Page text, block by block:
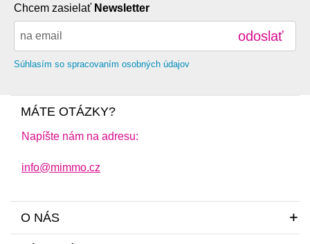
Chcem zasielať Newsletter
odoslať
Súhlasím so spracovaním osobných údajov
MÁTE OTÁZKY?
Napíšte nám na adresu:
info@mimmo.cz
O NÁS